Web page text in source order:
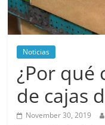
Noticias
¿Por qué
de cajas
November 30, 2019